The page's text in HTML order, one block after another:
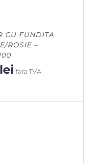
CU FUNDITA
ROSIE –
leiPrețul
15,72 lei.
fara TVA